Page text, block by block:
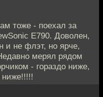
тоже - поехал за
E790. Доволен,
и не флэт, но ярче,
мерял рядом
- гораздо ниже,